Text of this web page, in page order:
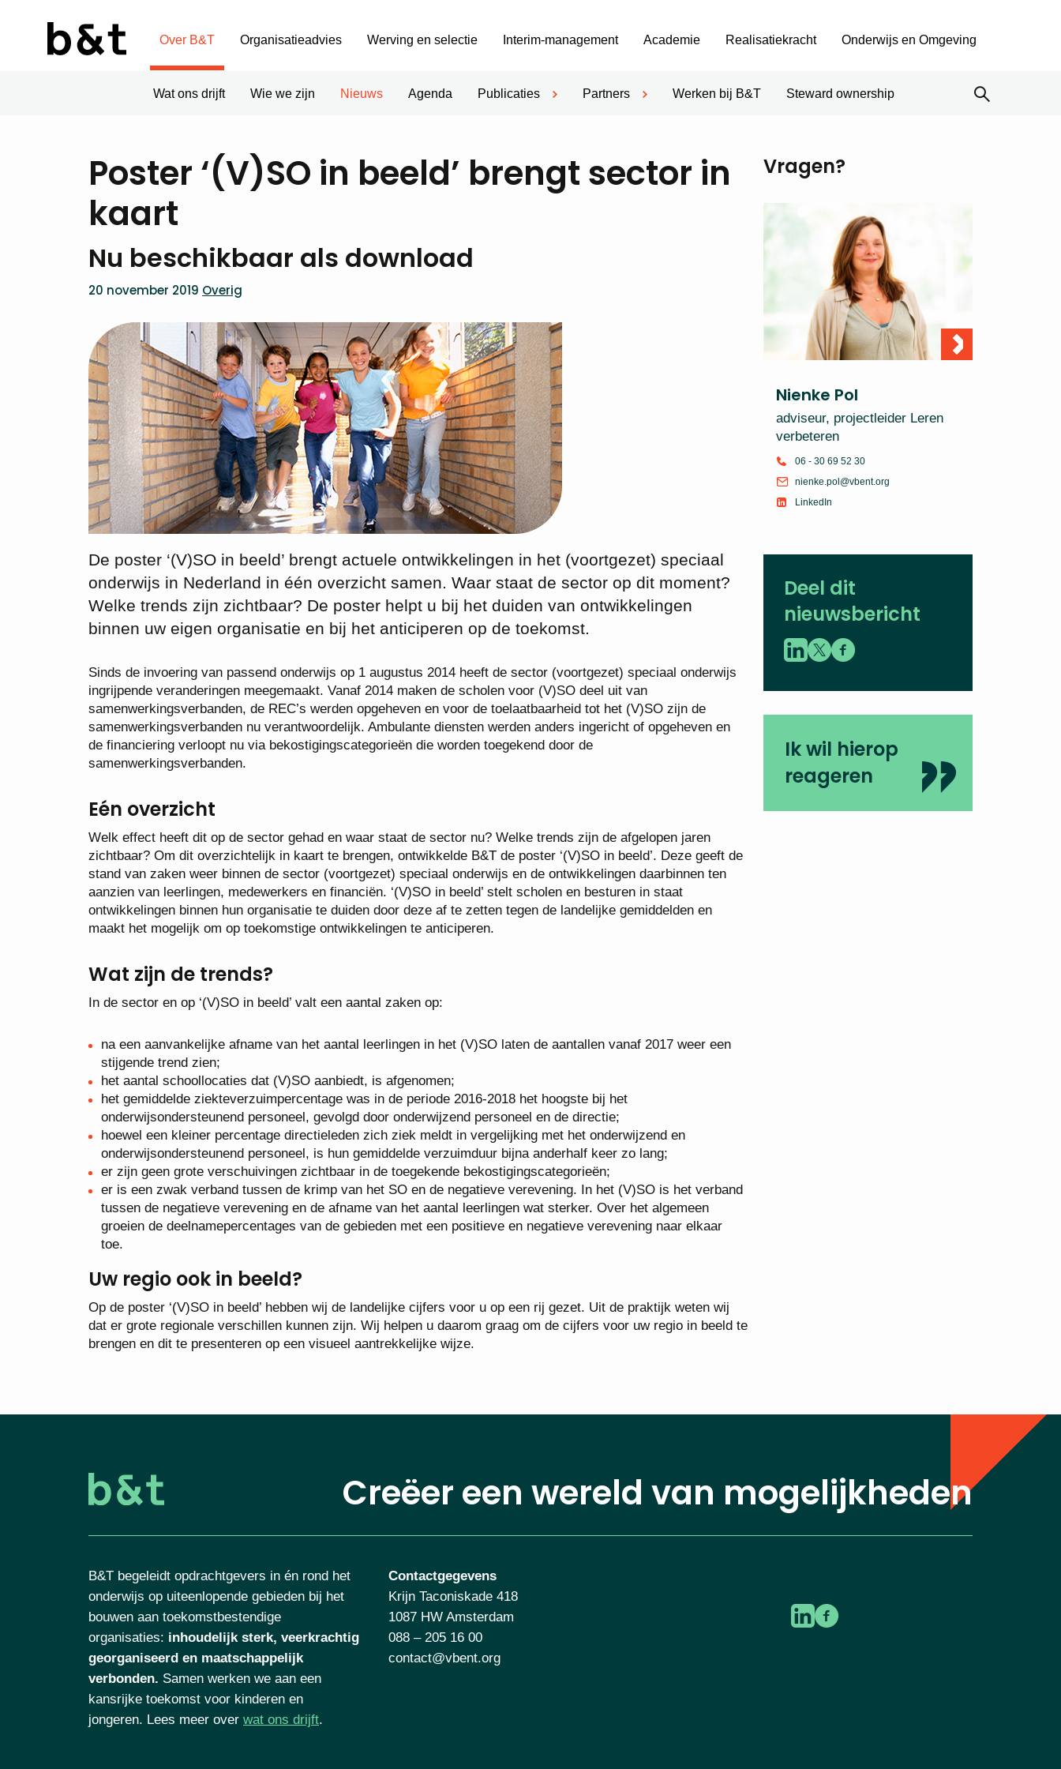
Over B&T
Wat ons drijft Wie we zijn Nieuws Agenda Publicaties Partners Werken bij B&T Steward ownership
Organisatieadvies Werving en selectie Interim-management Academie Realisatiekracht Onderwijs en Omgeving
Poster ‘(V)SO in beeld’ brengt sector in
kaart
Nu beschikbaar als download
20 november 2019 Overig
De poster ‘(V)SO in beeld’ brengt actuele ontwikkelingen in het (voortgezet) speciaal
onderwijs in Nederland in één overzicht samen. Waar staat de sector op dit moment?
Welke trends zijn zichtbaar? De poster helpt u bij het duiden van ontwikkelingen
binnen uw eigen organisatie en bij het anticiperen op de toekomst.
Sinds de invoering van passend onderwijs op 1 augustus 2014 heeft de sector (voortgezet) speciaal onderwijs
ingrijpende veranderingen meegemaakt. Vanaf 2014 maken de scholen voor (V)SO deel uit van
samenwerkingsverbanden, de REC’s werden opgeheven en voor de toelaatbaarheid tot het (V)SO zijn de
samenwerkingsverbanden nu verantwoordelijk. Ambulante diensten werden anders ingericht of opgeheven en
de financiering verloopt nu via bekostigingscategorieën die worden toegekend door de
samenwerkingsverbanden.
Eén overzicht
Welk effect heeft dit op de sector gehad en waar staat de sector nu? Welke trends zijn de afgelopen jaren
zichtbaar? Om dit overzichtelijk in kaart te brengen, ontwikkelde B&T de poster ‘(V)SO in beeld’. Deze geeft de
stand van zaken weer binnen de sector (voortgezet) speciaal onderwijs en de ontwikkelingen daarbinnen ten
aanzien van leerlingen, medewerkers en financiën. ‘(V)SO in beeld’ stelt scholen en besturen in staat
ontwikkelingen binnen hun organisatie te duiden door deze af te zetten tegen de landelijke gemiddelden en
maakt het mogelijk om op toekomstige ontwikkelingen te anticiperen.
Wat zijn de trends?
In de sector en op ‘(V)SO in beeld’ valt een aantal zaken op:
na een aanvankelijke afname van het aantal leerlingen in het (V)SO laten de aantallen vanaf 2017 weer een
stijgende trend zien;
het aantal schoollocaties dat (V)SO aanbiedt, is afgenomen;
het gemiddelde ziekteverzuimpercentage was in de periode 2016-2018 het hoogste bij het
onderwijsondersteunend personeel, gevolgd door onderwijzend personeel en de directie;
hoewel een kleiner percentage directieleden zich ziek meldt in vergelijking met het onderwijzend en
onderwijsondersteunend personeel, is hun gemiddelde verzuimduur bijna anderhalf keer zo lang;
er zijn geen grote verschuivingen zichtbaar in de toegekende bekostigingscategorieën;
er is een zwak verband tussen de krimp van het SO en de negatieve verevening. In het (V)SO is het verband
tussen de negatieve verevening en de afname van het aantal leerlingen wat sterker. Over het algemeen
groeien de deelnamepercentages van de gebieden met een positieve en negatieve verevening naar elkaar
toe.
Uw regio ook in beeld?
Op de poster ‘(V)SO in beeld’ hebben wij de landelijke cijfers voor u op een rij gezet. Uit de praktijk weten wij
dat er grote regionale verschillen kunnen zijn. Wij helpen u daarom graag om de cijfers voor uw regio in beeld te
brengen en dit te presenteren op een visueel aantrekkelijke wijze.
Vragen?
Nienke Pol
adviseur, projectleider Leren
verbeteren
06 - 30 69 52 30
nienke.pol@vbent.org
LinkedIn
Deel dit
nieuwsbericht
Ik wil hierop
reageren
Creëer een wereld van mogelijkheden
B&T begeleidt opdrachtgevers in én rond het
onderwijs op uiteenlopende gebieden bij het
bouwen aan toekomstbestendige
organisaties: inhoudelijk sterk, veerkrachtig
georganiseerd en maatschappelijk
verbonden. Samen werken we aan een
kansrijke toekomst voor kinderen en
jongeren. Lees meer over wat ons drijft.
Contactgegevens
Krijn Taconiskade 418
1087 HW Amsterdam
088 – 205 16 00
contact@vbent.org